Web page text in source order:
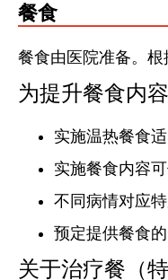
餐食
餐食由医院准备。
为提升餐食内
实施温热餐食
实施餐食内容
不同病情对应
预定提供餐食
关于治疗餐（